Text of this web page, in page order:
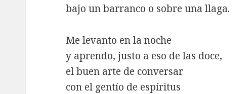
bajo un barranco o sobre una llaga.
Me levanto en la noche
y aprendo, justo a eso de las doce,
el buen arte de conversar
con el gentío de espíritus